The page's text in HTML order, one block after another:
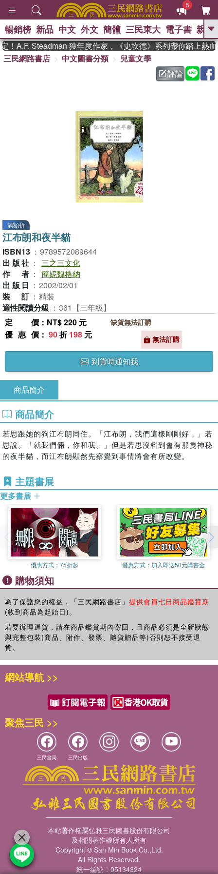
5
GO
熱搜： 東野圭吾 、
父親節 、 如果歷
暑期推薦 、 國際布克
偉大的迷走神經
暢銷榜 新品 中文 外文 簡體 三民東大 電子書 親子
A.F. Steadman 獲年度作家，《史坎德》系列帶你踏上熱血
三民網路書店
中文圖書分類
兒童文學
評論
滿額折
江布朗和夜半貓
ISBN13 ： 9789572089644
出版社 ： 三之三文化
作者 ： 簡妮魏格納
出版日 ： 2002/02/01
裝訂 ： 精裝
適性閱讀分級 ： 361【三年級】
定價 ：NT$ 220 元
優惠價 ： 90折198 元
到貨時通知我
缺貨無法訂購
無法訂購
商品簡介
商品簡介
若思跟她的狗江布朗同住。「江布朗，我們這樣剛剛好，」若
思說。「就我們倆，你和我。」但是若思沒料到會有那隻神秘
的夜半貓，而江布朗顯然先察覺到事情將會有所改變。
主題書展
更多書展
優惠方式： 75折起 優惠方式： 加入即送50元購書金
購物須知
為了保護您的權益，「三民網路書店」 提供會員七日商品鑑賞期
(收到商品為起始日)。
若要辦理退貨，請在商品鑑賞期內寄回，且商品必須是全新狀態
與完整包裝(商品、附件、發票、隨貨贈品等)否則恕不接受退
貨。
網站導航 >>
聚焦三民 >>
三民書局 三民出版
本站著作權屬弘雅三民圖書股份有限公司
及相關著作權所有人所有
Copyright © San Min Book Co.,Ltd.
All Rights Reserved.
統一編號：05134324